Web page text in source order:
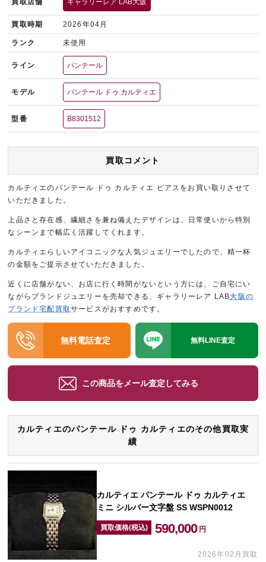
買取店舗 ギャラリーレア LAB大阪
買取時期 2026年04月
ランク 未使用
ライン パンテール
モデル パンテール ドゥ カルティエ
型番 B8301512
買取コメント
カルティエのパンテール ドゥ カルティエ ピアスをお買い取りさせて
いただきました。
上品さと存在感、繊細さを兼ね備えたデザインは、日常使いから特別
なシーンまで幅広く活躍してくれます。
カルティエらしいアイコニックな人気ジュエリーでしたので、精一杯
の金額をご提示させていただきました。
近くに店舗がない、お店に行く時間がないという方には、ご自宅にい
ながらブランドジュエリーを売却できる、ギャラリーレア LAB大阪の
ブランド宅配買取サービスがおすすめです。
無料電話査定 無料LINE査定
この商品をメール査定してみる
カルティエのパンテール ドゥ カルティエのその他買取実
績
カルティエ パンテール ドゥ カルティエ
ミニ シルバー文字盤 SS WSPN0012
買取価格(税込) 590,000 円
2026年02月買取